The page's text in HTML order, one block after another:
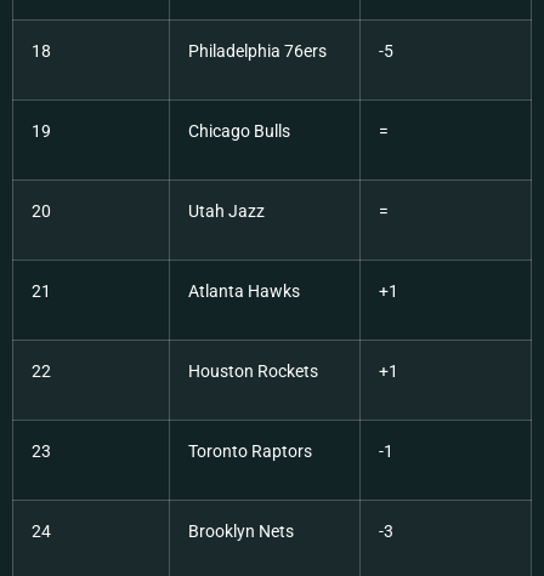
18 Philadelphia 76ers -5
19 Chicago Bulls =
20 Utah Jazz =
21 Atlanta Hawks +1
22 Houston Rockets +1
23 Toronto Raptors -1
24 Brooklyn Nets -3